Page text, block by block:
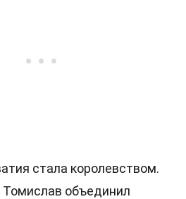
стала королевством.
объединил